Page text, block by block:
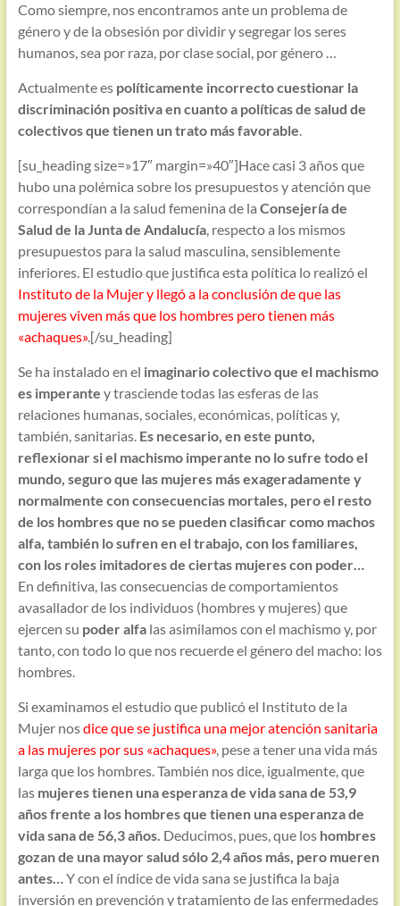
Como siempre, nos encontramos ante un problema de
género y de la obsesión por dividir y segregar los seres
humanos, sea por raza, por clase social, por género …
Actualmente es políticamente incorrecto cuestionar la
discriminación positiva en cuanto a políticas de salud de
colectivos que tienen un trato más favorable.
[su_heading size=»17″ margin=»40″]Hace casi 3 años que
hubo una polémica sobre los presupuestos y atención que
correspondían a la salud femenina de la Consejería de
Salud de la Junta de Andalucía, respecto a los mismos
presupuestos para la salud masculina, sensiblemente
inferiores. El estudio que justifica esta política lo realizó el
Instituto de la Mujer y llegó a la conclusión de que las
mujeres viven más que los hombres pero tienen más
«achaques».[/su_heading]
Se ha instalado en el imaginario colectivo que el machismo
es imperante y trasciende todas las esferas de las
relaciones humanas, sociales, económicas, políticas y,
también, sanitarias. Es necesario, en este punto,
reflexionar si el machismo imperante no lo sufre todo el
mundo, seguro que las mujeres más exageradamente y
normalmente con consecuencias mortales, pero el resto
de los hombres que no se pueden clasificar como machos
alfa, también lo sufren en el trabajo, con los familiares,
con los roles imitadores de ciertas mujeres con poder…
En definitiva, las consecuencias de comportamientos
avasallador de los individuos (hombres y mujeres) que
ejercen su poder alfalas asimilamos con el machismo y, por
tanto, con todo lo que nos recuerde el género del macho: los
hombres.
Si examinamos el estudio que publicó el Instituto de la
Mujer nosdice que se justifica una mejor atención sanitaria
a las mujeres por sus «achaques», pese a tener una vida más
larga que los hombres. También nos dice, igualmente, que
las mujeres tienen una esperanza de vida sana de 53,9
años frente a los hombres que tienen una esperanza de
vida sana de 56,3 años. Deducimos, pues, que loshombres
gozan de una mayor salud sólo 2,4 años más, pero mueren
antes…Y con el índice de vida sana se justifica la baja
inversión en prevención y tratamiento de las enfermedades